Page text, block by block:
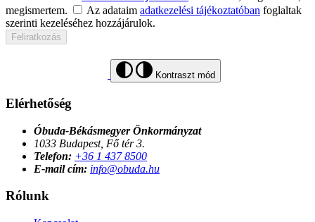
megismertem.
Az adataim adatkezelési tájékoztatóban foglaltak
szerinti kezeléséhez hozzájárulok.
Feliratkozás
Kontraszt mód
Elérhetőség
Óbuda-Békásmegyer Önkormányzat
1033 Budapest, Fő tér 3.
Telefon: +36 1 437 8500
E-mail cím: info@obuda.hu
Rólunk